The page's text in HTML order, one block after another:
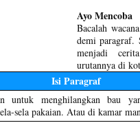
Ayo Mencoba
Bacalah
demi paragraf.
menjadi
urutannya di
Isi Paragraf
untuk menghilangkan bau
sela pakaian. Atau di kamar